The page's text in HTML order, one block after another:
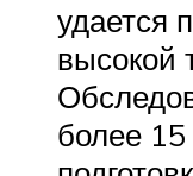
удается
высокой
более